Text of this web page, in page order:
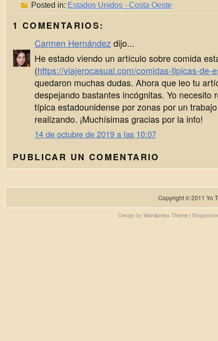
Posted in: Estados Unidos - Costa Oeste
1 COMENTARIOS:
Carmen Hernández dijo...
He estado viendo un artículo sobre comida
(https://viajerocasual.com/comidas-tipicas-de-
quedaron muchas dudas. Ahora que leo tu
despejando bastantes incógnitas. Yo necesito
típica estadounidense por zonas por un
realizando. ¡Muchísimas gracias por la info!
14 de octubre de 2019 a las 10:07
PUBLICAR UN COMENTARIO
Copyright © 2011 Yo
Design by Wordpress Theme|